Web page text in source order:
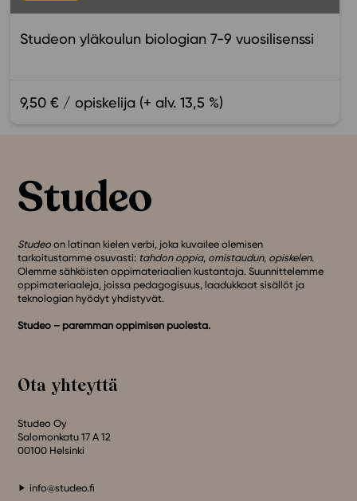
Studeon yläkoulun biologian 7-9 vuosilisenssi
9,50 € / opiskelija (+ alv. 13,5 %)
Studeo on latinan kielen verbi, joka kuvailee olemisen
tarkoitustamme osuvasti: tahdon oppia, omistaudun, opiskelen.
Olemme sähköisten oppimateriaalien kustantaja. Suunnittelemme
oppimateriaaleja, joissa pedagogisuus, laadukkaat sisällöt ja
teknologian hyödyt yhdistyvät.
Studeo – paremman oppimisen puolesta.
Ota yhteyttä
Studeo Oy
Salomonkatu 17 A 12
00100 Helsinki
info@studeo.fi